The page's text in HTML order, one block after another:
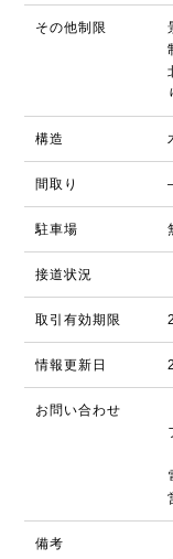
その他制限
構造
間取り
駐車場
接道状況
取引有効期限
情報更新日
お問い合わせ
備考